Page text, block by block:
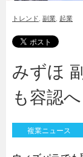
トレンド 副業 起業
みずほ
も容認へ
複業ニュース